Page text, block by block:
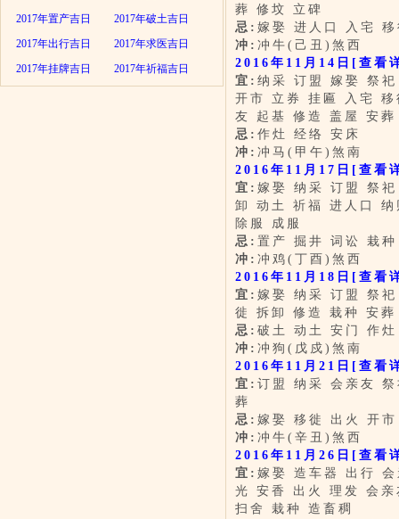
2017年置产吉日
2017年破土吉日
2017年出行吉日
2017年求医吉日
2017年挂牌吉日
2017年祈福吉日
葬 修坟 立碑
忌: 嫁娶 进人口 入宅
冲: 冲牛(己丑)煞西
2016年11月14日 [查看
宜: 纳采 订盟 嫁娶 祭
开市 立券 挂匾 入宅
友 起基 修造 盖屋 安葬
忌: 作灶 经络 安床
冲: 冲马(甲午)煞南
2016年11月17日 [查看
宜: 嫁娶 纳采 订盟 祭
卸 动土 祈福 进人口
除服 成服
忌: 置产 掘井 词讼 栽种
冲: 冲鸡(丁酉)煞西
2016年11月18日 [查看
宜: 嫁娶 纳采 订盟 祭
徙 拆卸 修造 栽种 安
忌: 破土 动土 安门 作
冲: 冲狗(戊戍)煞南
2016年11月21日 [查看
宜: 订盟 纳采 会亲友
葬
忌: 嫁娶 移徙 出火 开
冲: 冲牛(辛丑)煞西
2016年11月26日 [查看
宜: 嫁娶 造车器 出行
光 安香 出火 理发 会
扫舍 栽种 造畜稠